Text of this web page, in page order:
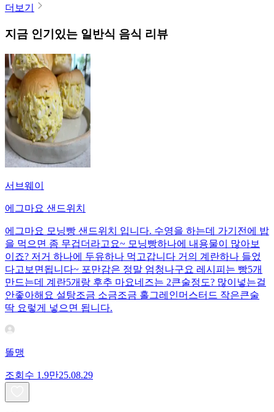
더보기
지금 인기있는 일반식 음식 리뷰
서브웨이
에그마요 샌드위치
에그마요 모닝빵 샌드위치 입니다. 수영을 하는데 가기전에 밥
을 먹으면 좀 무겁더라고요~ 모닝빵하나에 내용물이 많아보
이죠? 저거 하나에 두유하나 먹고갑니다 거의 계란하나 들었
다고보면됩니다~ 포만감은 정말 엄청나구요 레시피는 빵5개
만드는데 계란5개랑 후추 마요네즈는 2큰술정도? 많이넣는걸
안좋아해요 설탕조금 소금조금 홀그레인머스터드 작은큰술
딱 요렇게 넣으면 됩니다.
똘맹
조회수 1.9만25.08.29